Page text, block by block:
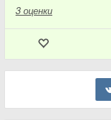
3 оценки